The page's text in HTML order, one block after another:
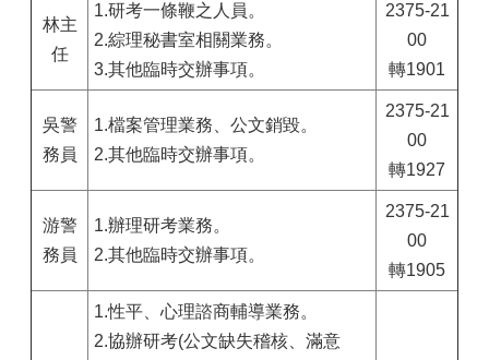
林主
任
1.研考一條鞭之人員。
2.綜理秘書室相關業務。
3.其他臨時交辦事項。
2375-21
00
轉1901
吳警
務員
1.檔案管理業務、公文銷毀。
2.其他臨時交辦事項。
2375-21
00
轉1927
游警
務員
1.辦理研考業務。
2.其他臨時交辦事項。
2375-21
00
轉1905
1.性平、心理諮商輔導業務。
2.協辦研考(公文缺失稽核、滿意